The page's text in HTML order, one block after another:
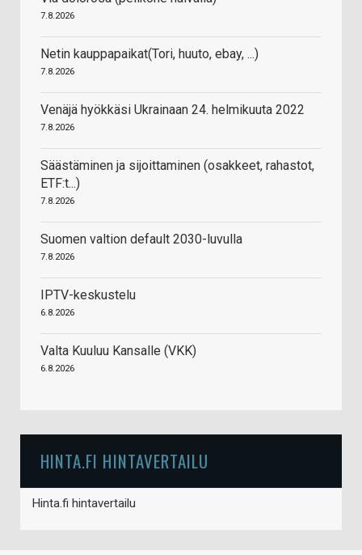
7.8.2026
Netin kauppapaikat(Tori, huuto, ebay, ...)
7.8.2026
Venäjä hyökkäsi Ukrainaan 24. helmikuuta 2022
7.8.2026
Säästäminen ja sijoittaminen (osakkeet, rahastot,
ETF:t...)
7.8.2026
Suomen valtion default 2030-luvulla
7.8.2026
IPTV-keskustelu
6.8.2026
Valta Kuuluu Kansalle (VKK)
6.8.2026
HINTA.FI HINTAVERTAILU
Hinta.fi hintavertailu